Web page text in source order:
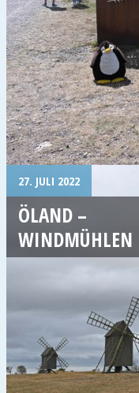
27. JULI 2022
ÖLAND –
WINDMÜHLEN